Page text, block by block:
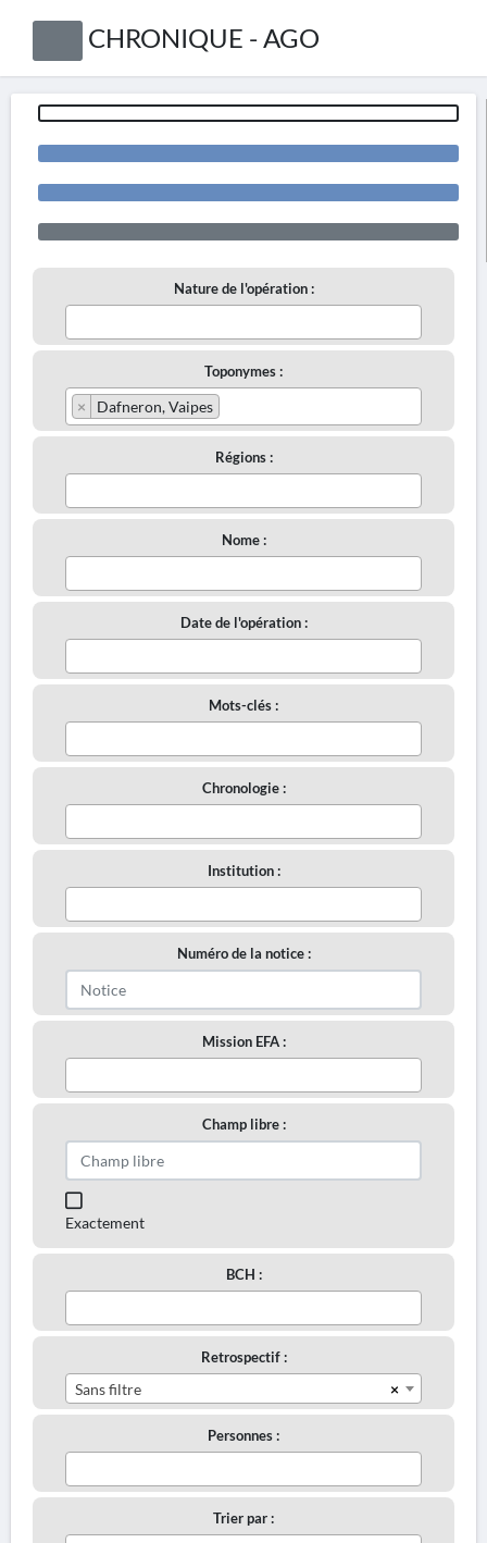
CHRONIQUE - AGO
Nature de l'opération :
Toponymes :
× Dafneron, Vaipes
Régions :
Nome :
Date de l'opération :
Mots-clés :
Chronologie :
Institution :
Numéro de la notice :
Mission EFA :
Champ libre :
Exactement
BCH :
Retrospectif :
×
Sans filtre
Personnes :
Trier par :